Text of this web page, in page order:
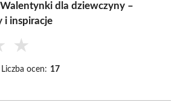
dla dziewczyny –
i inspiracje
★
Liczba ocen: 17